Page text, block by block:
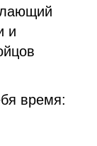
и
время: